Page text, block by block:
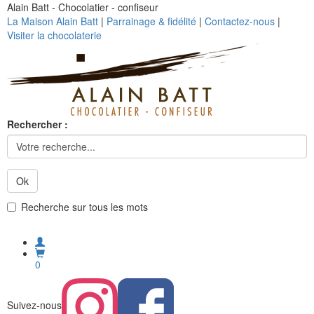
Alain Batt - Chocolatier - confiseur
La Maison Alain Batt | Parrainage & fidélité | Contactez-nous |
Visiter la chocolaterie
Rechercher :
Ok
Recherche sur tous les mots
0
Suivez-nous